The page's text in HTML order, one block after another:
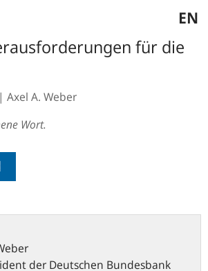
EN
für die
Axel A. Weber
Wort.
der Deutschen Bundesbank